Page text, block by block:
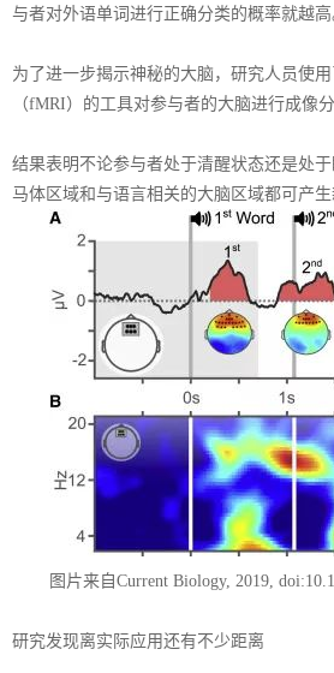
与者对外语单词进行正确分类的概率就越高
为了进一步揭示神秘的大脑，研究人员使
（fMRI）的工具对参与者的大脑进行成像分
结果表明不论参与者处于清醒状态还是处
马体区域和与语言相关的大脑区域都可产生
图片来自Current Biology, 2019,
研究发现离实际应用还有不少距离